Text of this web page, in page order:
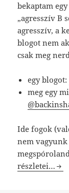
bekaptam
„agresszív B
agresszív, a
blogot nem
csak meg
egy blogot:
meg egy
Ide fogok
nem
Backinshape
részletei…